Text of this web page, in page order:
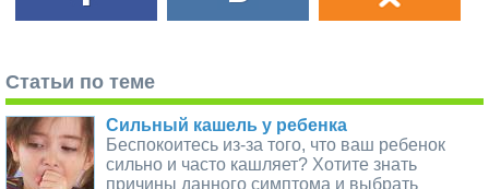
Статьи по теме
Сильный кашель у ребенка
Беспокоитесь из-за того, что ваш ребенок
сильно и часто кашляет? Хотите знать
причины данного симптома и выбрать